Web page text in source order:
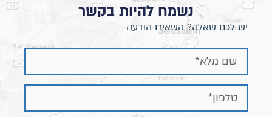
נשמח להיות בקשר
יש לכם שאלה? השאירו הודעה